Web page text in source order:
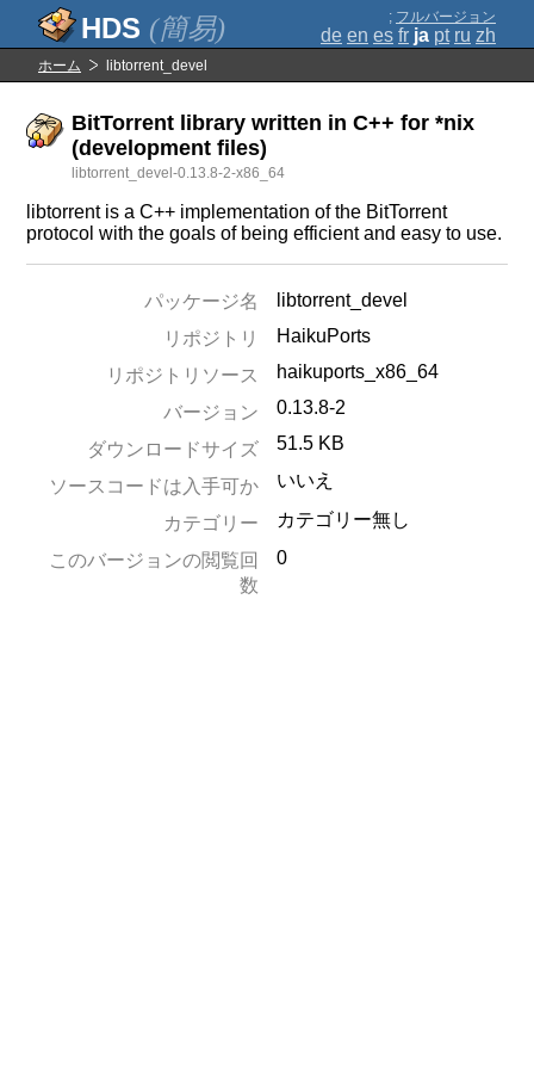
(簡易) ; フルバージョン
de en es fr ja pt ru zh
ホーム libtorrent_devel
BitTorrent library written in C++ for *nix
(development files)
libtorrent_devel-0.13.8-2-x86_64
libtorrent is a C++ implementation of the BitTorrent
protocol with the goals of being efficient and easy to use.
パッケージ名
libtorrent_devel
リポジトリ
HaikuPorts
リポジトリソース
haikuports_x86_64
バージョン
0.13.8-2
ダウンロードサイズ 51.5 KB
ソースコードは入手可か いいえ
カテゴリー
カテゴリー無し
このバージョンの閲覧回
数
0